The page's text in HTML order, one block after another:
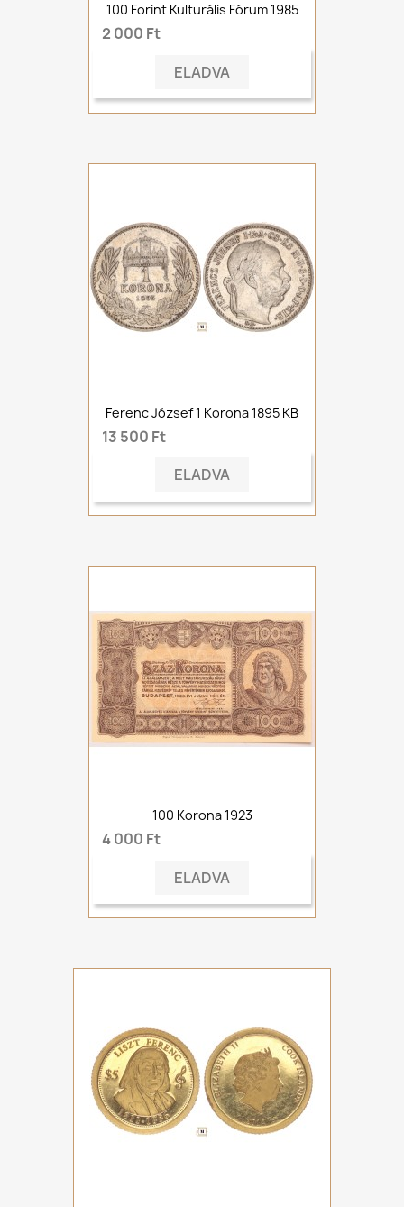
100 Forint Kulturális Fórum 1985
2 000 Ft
ELADVA
Ferenc József 1 Korona 1895 KB
13 500 Ft
ELADVA
100 Korona 1923
4 000 Ft
ELADVA